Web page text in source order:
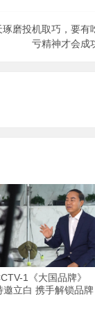
磨投机取巧，要有
亏精神才会成
1《大国品牌》
邀立白 携手解锁品牌